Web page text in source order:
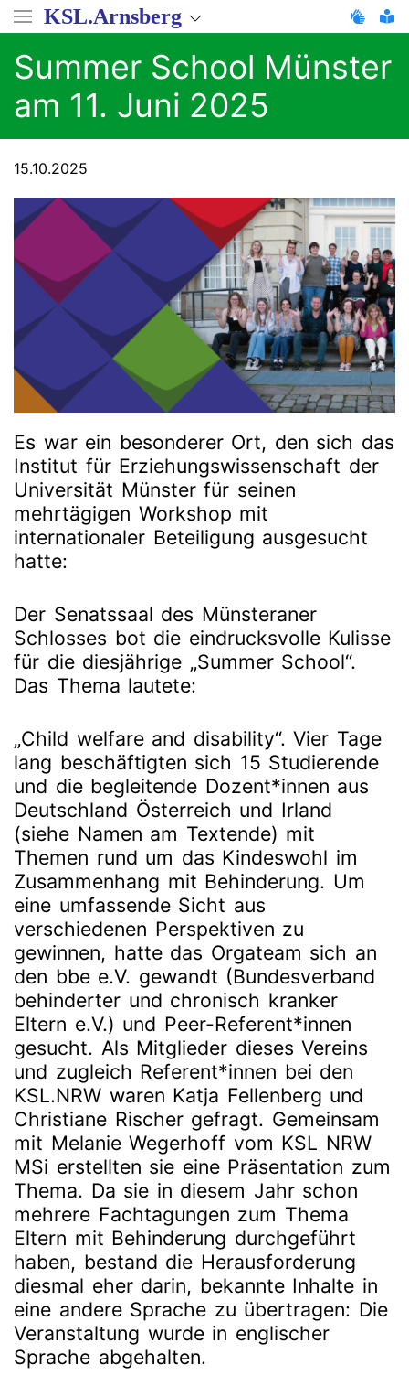
Direkt
zum
Inhalt
KSL.Arnsberg
Summer School Münster
am 11. Juni 2025
15.10.2025
Es war ein besonderer Ort, den sich das
Institut für Erziehungswissenschaft der
Universität Münster für seinen
mehrtägigen Workshop mit
internationaler Beteiligung ausgesucht
hatte:
Der Senatssaal des Münsteraner
Schlosses bot die eindrucksvolle Kulisse
für die diesjährige „Summer School“.
Das Thema lautete:
„Child welfare and disability“. Vier Tage
lang beschäftigten sich 15 Studierende
und die begleitende Dozent*innen aus
Deutschland Österreich und Irland
(siehe Namen am Textende) mit
Themen rund um das Kindeswohl im
Zusammenhang mit Behinderung. Um
eine umfassende Sicht aus
verschiedenen Perspektiven zu
gewinnen, hatte das Orgateam sich an
den bbe e.V. gewandt (Bundesverband
behinderter und chronisch kranker
Eltern e.V.) und Peer-Referent*innen
gesucht. Als Mitglieder dieses Vereins
und zugleich Referent*innen bei den
KSL.NRW waren Katja Fellenberg und
Christiane Rischer gefragt. Gemeinsam
mit Melanie Wegerhoff vom KSL NRW
MSi erstellten sie eine Präsentation zum
Thema. Da sie in diesem Jahr schon
mehrere Fachtagungen zum Thema
Eltern mit Behinderung durchgeführt
haben, bestand die Herausforderung
diesmal eher darin, bekannte Inhalte in
eine andere Sprache zu übertragen: Die
Veranstaltung wurde in englischer
Sprache abgehalten.